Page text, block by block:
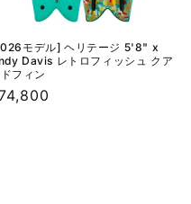
モデル] ヘリテージ 5'8" x
Davis レトロフィッシュ クア
フィン